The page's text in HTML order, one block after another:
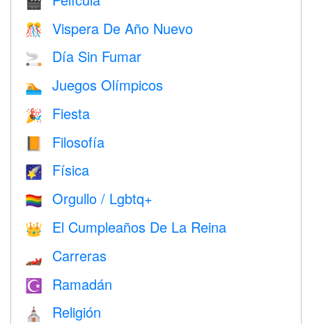
🎊 Vispera De Año Nuevo
🚬 Día Sin Fumar
🏊 Juegos Olímpicos
🎉 Fiesta
Filosofía
🌠 Física
🏳️‍🌈 Orgullo / Lgbtq+
👑 El Cumpleaños De La Reina
🏎 Carreras
☪️ Ramadán
⛪️ Religión